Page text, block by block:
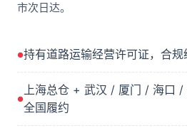
市次日达。
持有道路运输经营许可证，合规
上海总仓 + 武汉 / 厦门 / 海口 /
全国履约